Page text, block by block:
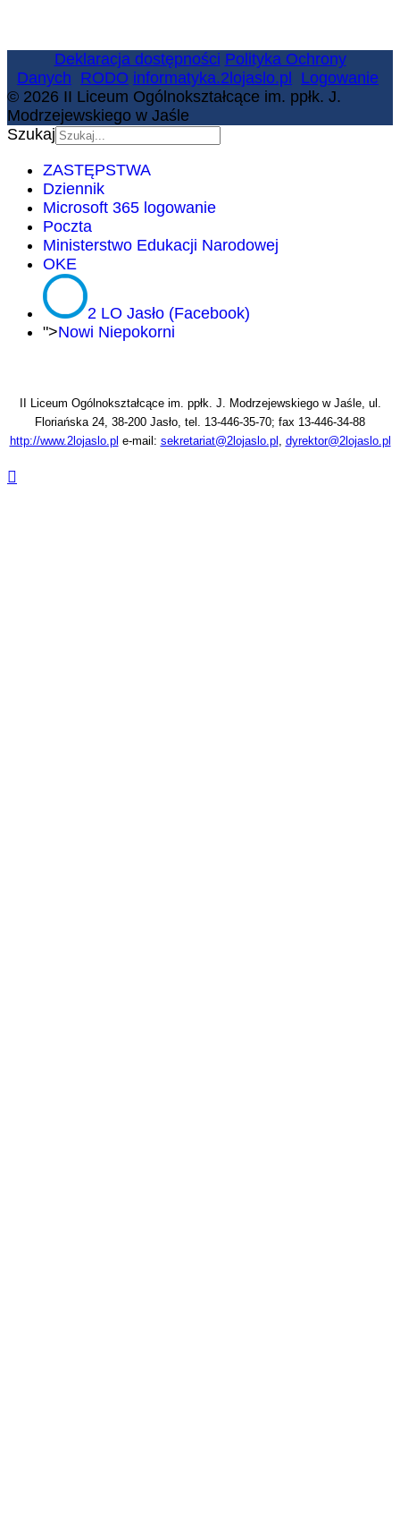
Deklaracja dostępności Polityka Ochrony
Danych RODO informatyka.2lojaslo.pl
Logowanie
© 2026 II Liceum Ogólnokształcące im. ppłk. J.
Modrzejewskiego w Jaśle
Szukaj
ZASTĘPSTWA
Dziennik
Microsoft 365 logowanie
Poczta
Ministerstwo Edukacji Narodowej
OKE
2 LO Jasło (Facebook)
">Nowi Niepokorni
II Liceum Ogólnokształcące im. ppłk. J. Modrzejewskiego w Jaśle, ul.
Floriańska 24, 38-200 Jasło, tel. 13-446-35-70; fax 13-446-34-88
http://www.2lojaslo.pl e-mail: sekretariat@2lojaslo.pl , dyrektor@2lojaslo.pl